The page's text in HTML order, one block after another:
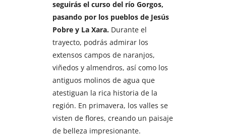
seguirás el curso del río Gorgos,
pasando por los pueblos de Jesús
Pobre y La Xara.Durante el
trayecto, podrás admirar los
extensos campos de naranjos,
viñedos y almendros, así como los
antiguos molinos de agua que
atestiguan la rica historia de la
región. En primavera, los valles se
visten de flores, creando un paisaje
de belleza impresionante.